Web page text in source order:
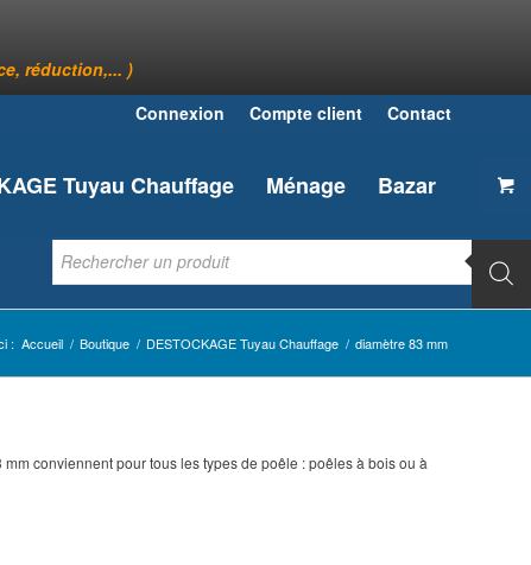
réduction,... )
Connexion
Compte client Contact
Tuyau Chauffage Ménage Bazar
: Accueil / Boutique / DESTOCKAGE Tuyau Chauffage / diamètre 83 mm
conviennent pour tous les types de poêle : poêles à bois ou à